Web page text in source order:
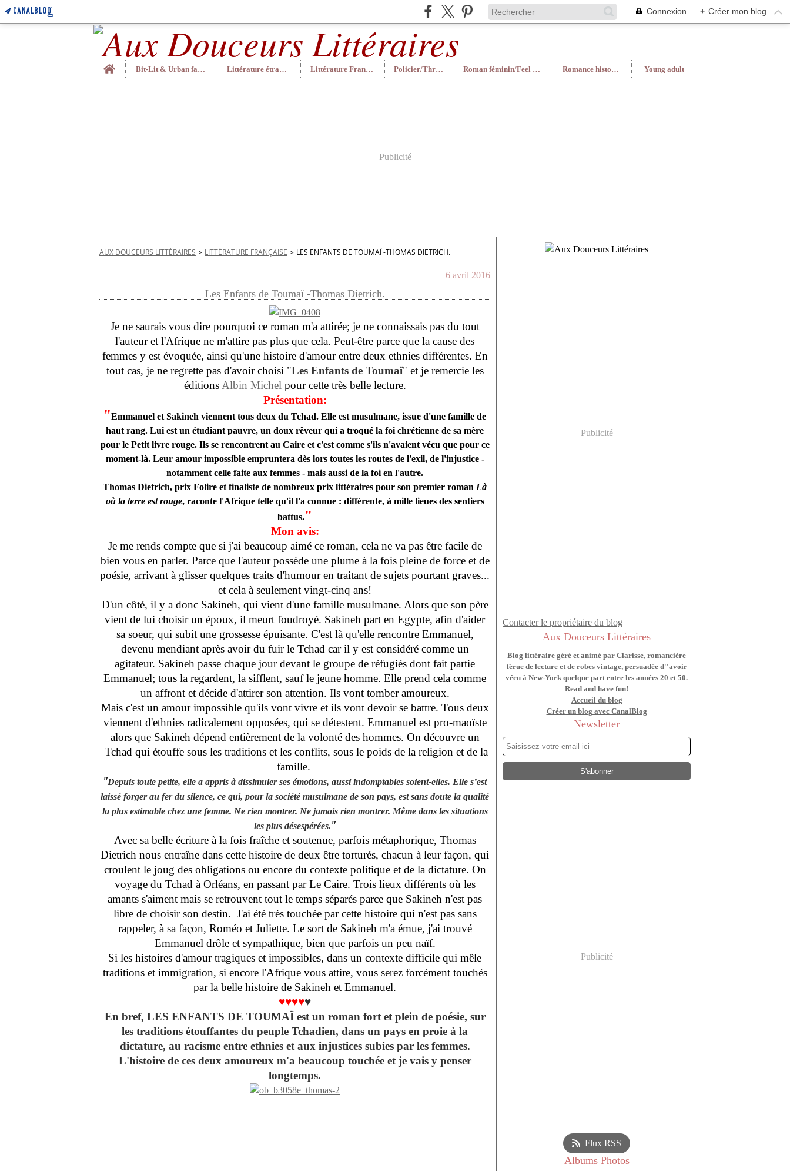
Connexion + Créer mon blog
Home
Bit-Lit & Urban fantasy Littérature étrangère Littérature Française Policier/Thriller Roman féminin/Feel Good Romance historique Young adult
Publicité
AUX DOUCEURS LITTÉRAIRES > LITTÉRATURE FRANÇAISE > LES ENFANTS DE TOUMAÏ -THOMAS DIETRICH.
6 avril 2016
Les Enfants de Toumaï -Thomas Dietrich.
Je ne saurais vous dire pourquoi ce roman m'a attirée; je ne connaissais pas du tout
l'auteur et l'Afrique ne m'attire pas plus que cela. Peut-être parce que la cause des
femmes y est évoquée, ainsi qu'une histoire d'amour entre deux ethnies différentes. En
tout cas, je ne regrette pas d'avoir choisi "Les Enfants de Toumaï" et je remercie les
éditions Albin Michel pour cette très belle lecture.
Présentation:
"Emmanuel et Sakineh viennent tous deux du Tchad. Elle est musulmane, issue d'une famille de
haut rang. Lui est un étudiant pauvre, un doux rêveur qui a troqué la foi chrétienne de sa mère
pour le Petit livre rouge. Ils se rencontrent au Caire et c'est comme s'ils n'avaient vécu que pour ce
moment-là. Leur amour impossible empruntera dès lors toutes les routes de l'exil, de l'injustice -
notamment celle faite aux femmes - mais aussi de la foi en l'autre.
Thomas Dietrich, prix Folire et finaliste de nombreux prix littéraires pour son premier roman Là
où la terre est rouge, raconte l'Afrique telle qu'il l'a connue : différente, à mille lieues des sentiers
battus."
Mon avis:
Je me rends compte que si j'ai beaucoup aimé ce roman, cela ne va pas être facile de
bien vous en parler. Parce que l'auteur possède une plume à la fois pleine de force et de
poésie, arrivant à glisser quelques traits d'humour en traitant de sujets pourtant graves...
et cela à seulement vingt-cinq ans!
D'un côté, il y a donc Sakineh, qui vient d'une famille musulmane. Alors que son père
vient de lui choisir un époux, il meurt foudroyé. Sakineh part en Egypte, afin d'aider
sa soeur, qui subit une grossesse épuisante. C'est là qu'elle rencontre Emmanuel,
devenu mendiant après avoir du fuir le Tchad car il y est considéré comme un
agitateur. Sakineh passe chaque jour devant le groupe de réfugiés dont fait partie
Emmanuel; tous la regardent, la sifflent, sauf le jeune homme. Elle prend cela comme
un affront et décide d'attirer son attention. Ils vont tomber amoureux.
Mais c'est un amour impossible qu'ils vont vivre et ils vont devoir se battre. Tous deux
viennent d'ethnies radicalement opposées, qui se détestent. Emmanuel est pro-maoïste
alors que Sakineh dépend entièrement de la volonté des hommes. On découvre un
Tchad qui étouffe sous les traditions et les conflits, sous le poids de la religion et de la
famille.
"Depuis toute petite, elle a appris à dissimuler ses émotions, aussi indomptables soient-elles. Elle s’est
laissé forger au fer du silence, ce qui, pour la société musulmane de son pays, est sans doute la qualité
la plus estimable chez une femme. Ne rien montrer. Ne jamais rien montrer. Même dans les situations
les plus désespérées."
Avec sa belle écriture à la fois fraîche et soutenue, parfois métaphorique, Thomas
Dietrich nous entraîne dans cette histoire de deux être torturés, chacun à leur façon, qui
croulent le joug des obligations ou encore du contexte politique et de la dictature. On
voyage du Tchad à Orléans, en passant par Le Caire. Trois lieux différents où les
amants s'aiment mais se retrouvent tout le temps séparés parce que Sakineh n'est pas
libre de choisir son destin. J'ai été très touchée par cette histoire qui n'est pas sans
rappeler, à sa façon, Roméo et Juliette. Le sort de Sakineh m'a émue, j'ai trouvé
Emmanuel drôle et sympathique, bien que parfois un peu naïf.
Si les histoires d'amour tragiques et impossibles, dans un contexte difficile qui mêle
traditions et immigration, si encore l'Afrique vous attire, vous serez forcément touchés
par la belle histoire de Sakineh et Emmanuel.
♥♥♥♥♥
En bref, LES ENFANTS DE TOUMAÏ est un roman fort et plein de poésie, sur
les traditions étouffantes du peuple Tchadien, dans un pays en proie à la
dictature, au racisme entre ethnies et aux injustices subies par les femmes.
L'histoire de ces deux amoureux m'a beaucoup touchée et je vais y penser
longtemps.
Publicité
Contacter le propriétaire du blog
Aux Douceurs Littéraires
Blog littéraire géré et animé par Clarisse, romancière
férue de lecture et de robes vintage, persuadée d''avoir
vécu à New-York quelque part entre les années 20 et 50.
Read and have fun!
Accueil du blog
Créer un blog avec CanalBlog
Newsletter
Publicité
Flux RSS
Albums Photos